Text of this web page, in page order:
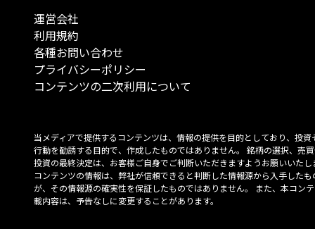
運営会社
利用規約
各種お問い合わせ
プライバシーポリシー
コンテンツの二次利用について
当メディアで提供するコンテンツは、情報の提供を目的としており、投資
行動を勧誘する目的で、作成したものではありません。 銘柄の選択、売
投資の最終決定は、お客様ご自身でご判断いただきますようお願いいたし
コンテンツの情報は、弊社が信頼できると判断した情報源から入手したも
が、その情報源の確実性を保証したものではありません。 また、本コン
載内容は、予告なしに変更することがあります。